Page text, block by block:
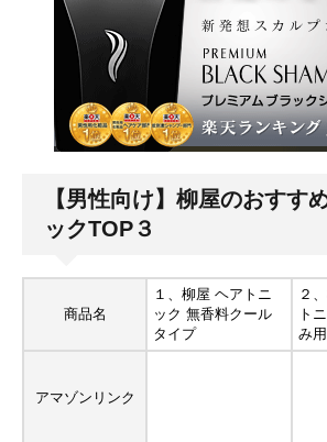
【男性向け】柳屋のおすす
ックTOP３
商品名
１、柳屋 ヘアトニ
ック 無香料クール
タイプ
２
ト
み用
アマゾンリンク